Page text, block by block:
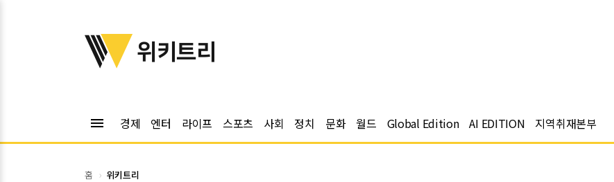
위키트리
위키트리
menu 경제 엔터 라이프 스포츠 사회 정치 문화 월드 Global Edition AI EDITION 지역취재본부
홈 위키트리